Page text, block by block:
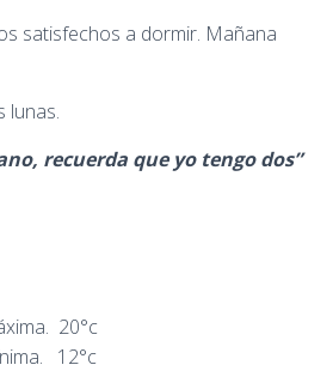
satisfechos a dormir. Mañana
lunas.
recuerda que yo tengo dos”
20°c
12°c